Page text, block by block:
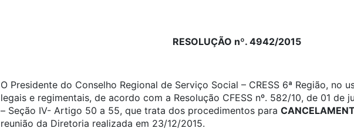
RESOLUÇÃO nº. 4942/2015
O Presidente do Conselho Regional de Serviço Social – CRESS 6ª Região, no
legais e regimentais, de acordo com a Resolução CFESS nº. 582/10, de 01 de
– Seção IV- Artigo 50 a 55, que trata dos procedimentos para
reunião da Diretoria realizada em 23/12/2015.